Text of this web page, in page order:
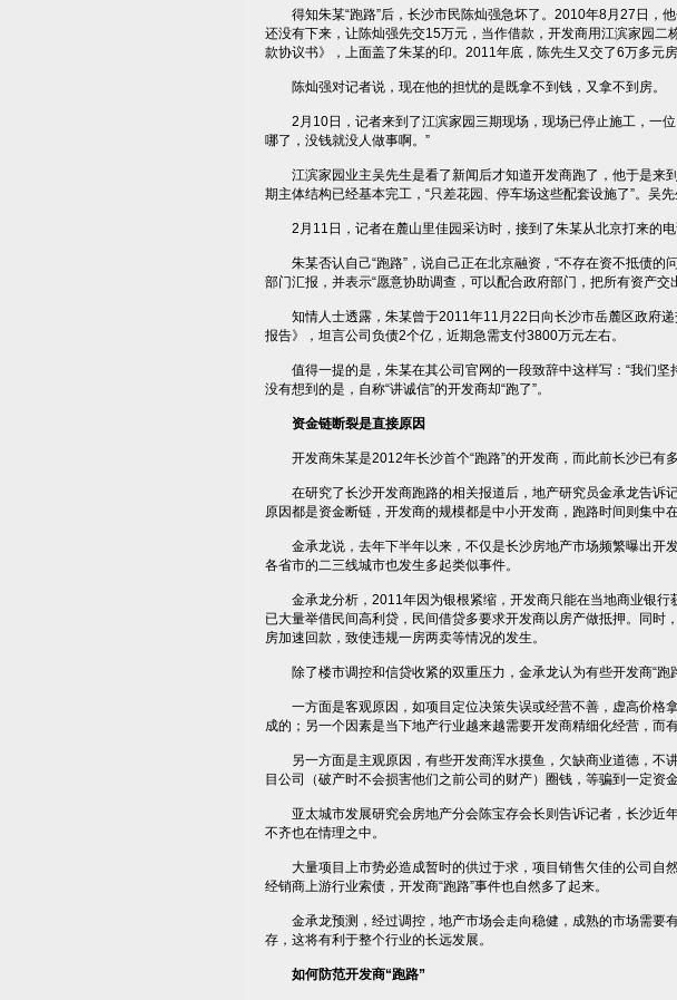
得知朱某“跑路”后，长沙市民陈灿强急坏了。2010年8月27日，他
还没有下来，让陈灿强先交15万元，当作借款，开发商用江滨家园
款协议书》，上面盖了朱某的印。2011年底，陈先生又交了6万多元
陈灿强对记者说，现在他的担忧的是既拿不到钱，又拿不到房。
2月10日，记者来到了江滨家园三期现场，现场已停止施工，一位
哪了，没钱就没人做事啊。”
江滨家园业主吴先生是看了新闻后才知道开发商跑了，他于是来
期主体结构已经基本完工，“只差花园、停车场这些配套设施了”。吴
2月11日，记者在麓山里佳园采访时，接到了朱某从北京打来的电
朱某否认自己“跑路”，说自己正在北京融资，“不存在资不抵债的
部门汇报，并表示“愿意协助调查，可以配合政府部门，把所有资产交
知情人士透露，朱某曾于2011年11月22日向长沙市岳麓区政府递
报告》，坦言公司负债2个亿，近期急需支付3800万元左右。
值得一提的是，朱某在其公司官网的一段致辞中这样写：“我们
没有想到的是，自称“讲诚信”的开发商却“跑了”。
资金链断裂是直接原因
开发商朱某是2012年长沙首个“跑路”的开发商，而此前长沙已有多
在研究了长沙开发商跑路的相关报道后，地产研究员金承龙告诉
原因都是资金断链，开发商的规模都是中小开发商，跑路时间则集中在
金承龙说，去年下半年以来，不仅是长沙房地产市场频繁曝出开
各省市的二三线城市也发生多起类似事件。
金承龙分析，2011年因为银根紧缩，开发商只能在当地商业银行
已大量举借民间高利贷，民间借贷多要求开发商以房产做抵押。同时
房加速回款，致使违规一房两卖等情况的发生。
除了楼市调控和信贷收紧的双重压力，金承龙认为有些开发商“跑路
一方面是客观原因，如项目定位决策失误或经营不善，虚高价格
成的；另一个因素是当下地产行业越来越需要开发商精细化经营，而
另一方面是主观原因，有些开发商浑水摸鱼，欠缺商业道德，不
目公司（破产时不会损害他们之前公司的财产）圈钱，等骗到一定资
亚太城市发展研究会房地产分会陈宝存会长则告诉记者，长沙近
不齐也在情理之中。
大量项目上市势必造成暂时的供过于求，项目销售欠佳的公司自
经销商上游行业索债，开发商“跑路”事件也自然多了起来。
金承龙预测，经过调控，地产市场会走向稳健，成熟的市场需要
存，这将有利于整个行业的长远发展。
如何防范开发商“跑路”